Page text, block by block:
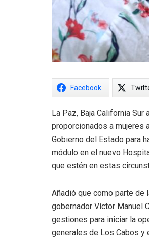
Facebook
La Paz, Baja California
proporcionados a mujeres
Gobierno del Estado para
módulo en el nuevo
que estén en estas
Añadió que como parte de
gobernador Víctor Manuel
gestiones para iniciar la
generales de Los Cabos y